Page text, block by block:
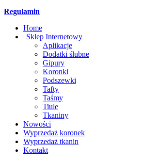
Regulamin
Home
Sklep Internetowy
Aplikacje
Dodatki ślubne
Gipury
Koronki
Podszewki
Tafty
Taśmy
Tiule
Tkaniny
Nowości
Wyprzedaż koronek
Wyprzedaż tkanin
Kontakt